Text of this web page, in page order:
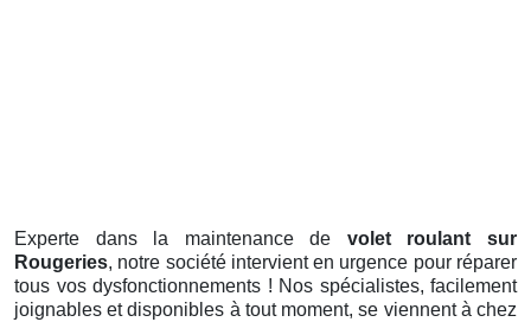
Experte dans la maintenance de volet roulant sur
Rougeries, notre société intervient en urgence pour réparer
tous vos dysfonctionnements ! Nos spécialistes, facilement
joignables et disponibles à tout moment, se viennent à chez